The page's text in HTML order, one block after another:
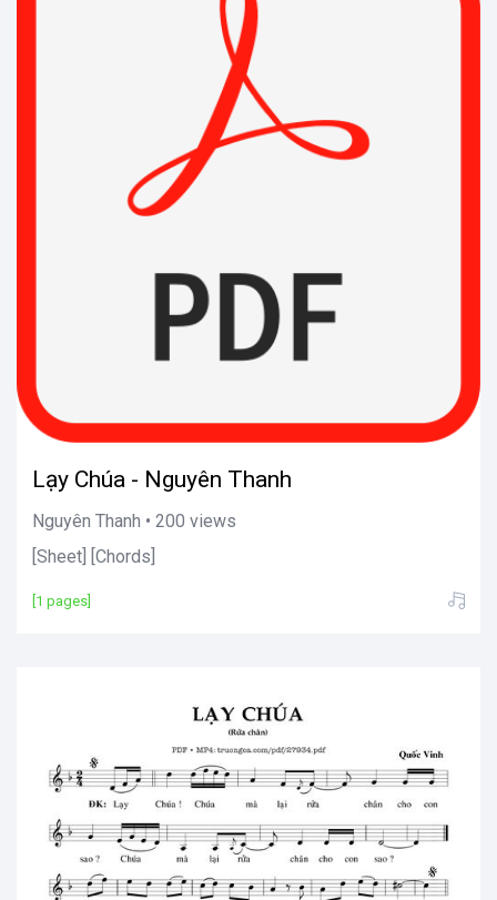
Lạy Chúa - Nguyên Thanh
Nguyên Thanh • 200 views
[Sheet] [Chords]
[1 pages]